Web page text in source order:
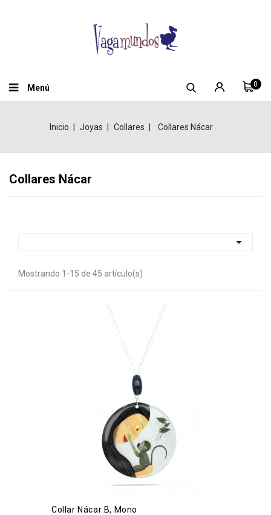
0
Menú
Inicio Joyas Collares Collares Nácar
Collares Nácar

Mostrando 1-15 de 45 artículo(s)
Collar Nácar B, Mono